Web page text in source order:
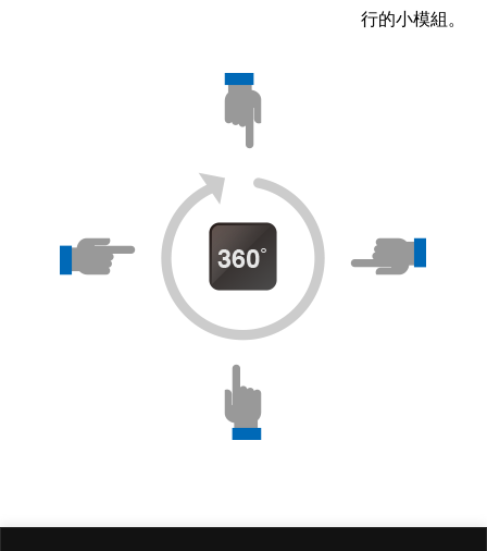
行的小模組。